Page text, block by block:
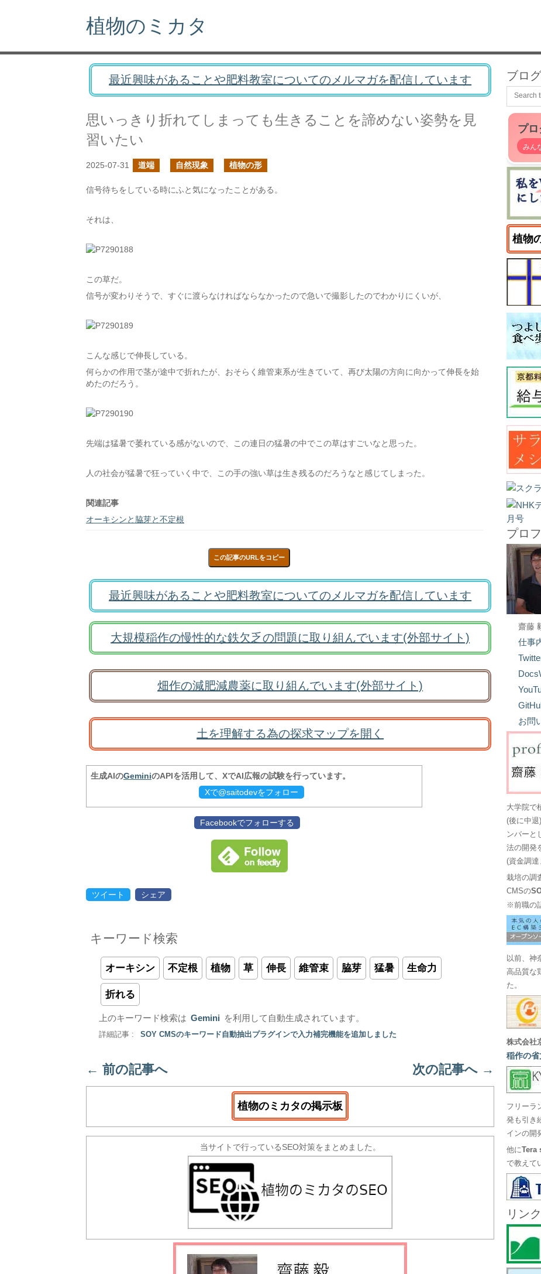
植物のミカタ
最近興味があることや肥料教室についてのメルマガを配信しています
思いっきり折れてしまっても生きることを諦めない姿勢を見
習いたい
2025-07-31 道端 自然現象 植物の形
信号待ちをしている時にふと気になったことがある。
それは、
この草だ。
信号が変わりそうで、すぐに渡らなければならなかったので急いで撮影したのでわかりにくいが、
こんな感じで伸長している。
何らかの作用で茎が途中で折れたが、おそらく維管束系が生きていて、再び太陽の方向に向かって伸長を始
めたのだろう。
先端は猛暑で萎れている感がないので、この連日の猛暑の中でこの草はすごいなと思った。
人の社会が猛暑で狂っていく中で、この手の強い草は生き残るのだろうなと感じてしまった。
関連記事
オーキシンと脇芽と不定根
この記事のURLをコピー
最近興味があることや肥料教室についてのメルマガを配信しています
大規模稲作の慢性的な鉄欠乏の問題に取り組んでいます(外部サイト)
畑作の減肥減農薬に取り組んでいます(外部サイト)
土を理解する為の探求マップを開く
生成AIのGeminiのAPIを活用して、XでAI広報の試験を行っています。
Xで@saitodevをフォロー
Facebookでフォローする
ツイート シェア
キーワード検索
オーキシン 不定根 植物 草 伸長 維管束 脇芽 猛暑 生命力
折れる
上のキーワード検索は Gemini を利用して自動生成されています。
詳細記事 : SOY CMSのキーワード自動抽出プラグインで入力補完機能を追加しました
← 前の記事へ 次の記事へ →
植物のミカタの掲示板
当サイトで行っているSEO対策をまとめました。
ブロ
プ
みん
植物
プロ
齋藤
仕事
お問
大学院で
(後に中
ンバーと
法の開発
(資金調
栽培の調
CMSの
※前職の
以前、神
高品質な
た。
株式会社
稲作の
フリーラ
発も引き
インの開
他にTera
で教えて
リンク